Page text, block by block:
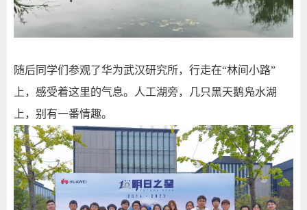
随后同学们参观了华为武汉研究所，行走在“林间小路”
上，感受着这里的气息。人工湖旁，几只黑天鹅凫水湖
上，别有一番情趣。